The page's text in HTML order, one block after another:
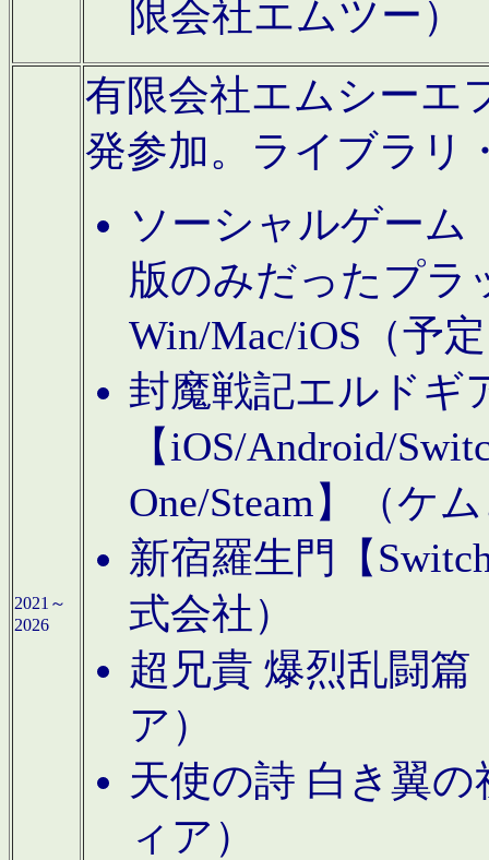
限会社エムツー）
2021～
2026
有限会社エムシーエ
発参加。ライブラリ
ソーシャルゲーム
版のみだったプラ
Win/Mac/iOS（予
封魔戦記エルドギ
【iOS/Android/
One/Steam】（ケ
新宿羅生門【
式会社）
超兄貴 爆烈乱闘篇
ア）
天使の詩 白き翼
ィア）